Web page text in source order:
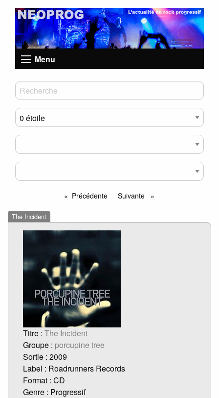
Menu
Précédente
Suivante
The Incident
Titre : The Incident
Groupe : porcupine tree
Sortie : 2009
Label : Roadrunners Records
Format : CD
Genre : Progressif